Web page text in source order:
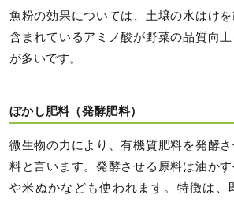
魚粉の効果については、土壌の水はけ
含まれているアミノ酸が野菜の品質向
が多いです。
ぼかし肥料（発酵肥料）
微生物の力により、有機質肥料を発酵
料と言います。発酵させる原料は油か
や米ぬかなども使われます。特徴は、